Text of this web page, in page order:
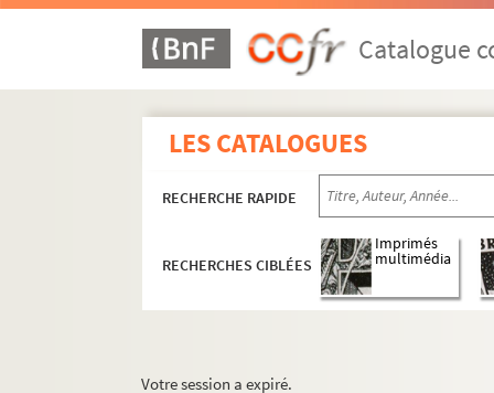
Catalogue
LES CATALOGUES
RECHERCHE RAPIDE
RECHERCHES CIBLÉES
Imprimés
multimédia
Votre session a expiré.